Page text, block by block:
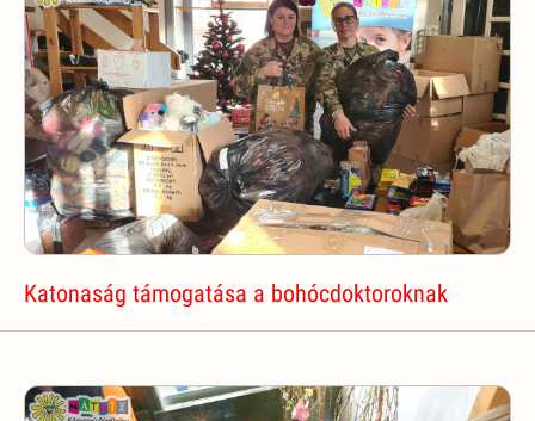
Katonaság támogatása a bohócdoktoroknak